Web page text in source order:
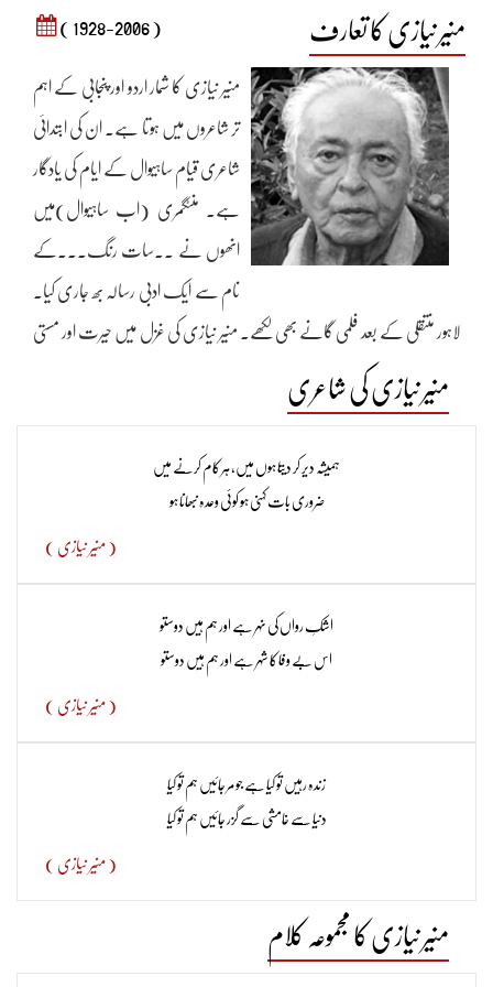
منیر نیازی کا تعارف ( 1928-2006 )
منیر نیازی کا شمار اردو اور پنجابی کے اہم
تر شاعروں میں ہوتا ہے۔ ان کی ابتدائی
شاعری قیام ساہیوال کے ایام کی یادگار
ہے۔ منٹگمری (اب ساہیوال)میں
انھوں نے ..سات رنگ...کے
نام سے ایک ادبی رسالہ بھ جاری کیا۔
لاہور منتقلی کے بعد فلمی گانے بھی لکھے۔ منیر نیازی کی غزل میں حیرت اور مستی
کی ملی جلی کیفیات نظر آتی ہیں۔ ان کے ہاں ماضی کے گمشدہ منظر اور رشتوں
کے انحراف کا دکھ نمایاں ہے۔ منیر نیازی کی شاعری کے بارے میں ڈاکٹر محمد
افتخارشفیع اپنے ایک مضمون میں لکھتے ہیں۔
منیر نیازی بیسویں صدی کی اردوشاعری کی اہم ترین آواز ہیں۔ ان کا شعری لب
ولہجہ اپنی انفرادیت کے ساتھ ہمیشہ انھیں نمایاں مقام عطا کرے گا۔
اردو اور پنجابی کے مشہور شاعر اور ادیب۔ 9 اپریل، 1928ء کو ضلع ہوشیار پور (مشرقی
پنجاب) کے ایک گاؤں میں پیدا ہوئے۔ انہوں نے بی اے تک تعلیم پائی اور
جنگ عظیم کے دوران میں ہندوستانی بحریہ میں بھرتی ہو گئے لیکن جلد ہی
ملازمت چھوڑ کر گھر واپس آ گئے۔ برصغیر کی آزادی کے بعد لاہور آ گئے۔
منیر نیازی نے جنگل سے وابستہ علامات کو اپنی شاعری میں خوبصورتی سے
انسان کا دل جنگل کی تال پر دھرتا ہے اور ان کی مختصر نظموں کا یہ عالم ہے کہ گویا
تلواروں کی آبداری نشتر میں بھر دی گئی ہو۔
منیر نیازی کی شاعری
ہمیشہ دیر کر دیتا ہوں میں، ہر کام کرنے میں
ضروری بات کہنی ہو کوئی وعدہ نبھانا ہو
( منیر نیازی )
اشکِ رواں کی نہر ہے اور ہم ہیں دوستو​
اس بے وفا کا شہر ہے اور ہم ہیں دوستو
( منیر نیازی )
زندہ رہیں تو کیا ہے جو مر جائیں ہم تو کیا
دنیا سے خامشی سے گزر جائیں ہم تو کیا
( منیر نیازی )
منیر نیازی کا مجموعہ کلام